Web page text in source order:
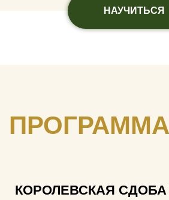
НАУЧИТЬСЯ
КОРОЛЕВСКАЯ СДОБА